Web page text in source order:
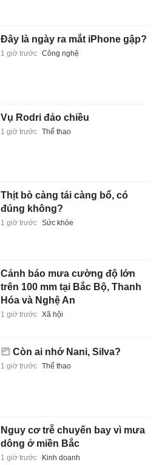
Đây là ngày ra mắt iPhone gập?
1 giờ trước Công nghệ
Vụ Rodri đảo chiều
1 giờ trước Thể thao
Thịt bò càng tái càng bổ, có
đúng không?
1 giờ trước Sức khỏe
Cảnh báo mưa cường độ lớn
trên 100 mm tại Bắc Bộ, Thanh
Hóa và Nghệ An
1 giờ trước Xã hội
Còn ai nhớ Nani, Silva?
1 giờ trước Thể thao
Nguy cơ trễ chuyến bay vì mưa
dông ở miền Bắc
1 giờ trước Kinh doanh